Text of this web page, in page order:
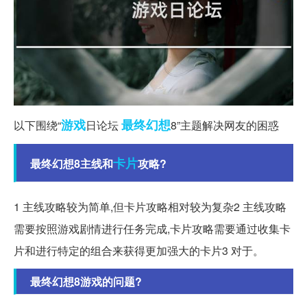
以下围绕“游戏日论坛最终幻想8”主题解决网友的困惑
最终幻想8主线和卡片攻略?
1 主线攻略较为简单,但卡片攻略相对较为复杂2 主线攻略
需要按照游戏剧情进行任务完成,卡片攻略需要通过收集卡
片和进行特定的组合来获得更加强大的卡片3 对于。
最终幻想8游戏的问题?